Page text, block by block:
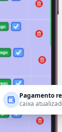
Pagamento
caixa